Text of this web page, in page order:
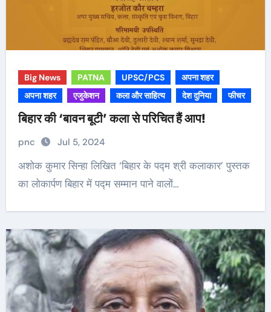
Big News PATNA UPSC/PCS
अपना शहर
अपना शहर
एजुकेशन कला और साहित्य देश दुनिया फीचर
बिहार की ‘बावन बूटी’ कला से परिचित हैं आप!
pnc Jul 5, 2024
अशोक कुमार सिन्हा लिखित ‘बिहार के पद्म श्री कलाकार’ पुस्तक
का लोकार्पण बिहार में पद्म सम्मान पाने वालों…